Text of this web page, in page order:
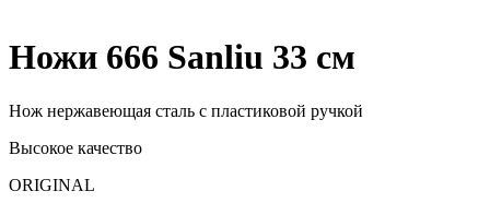
Ножи 666 Sаnliu 33 см
Нож нержавеющая сталь с пластиковой ручкой
Высокое качество
ORIGINAL